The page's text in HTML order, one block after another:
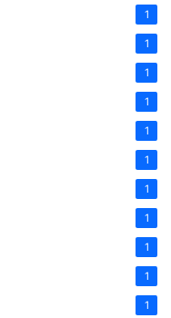
1
1
1
1
1
1
1
1
1
1
1